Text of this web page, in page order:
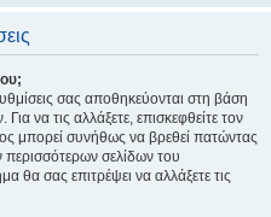
σας αποθηκεύονται στη βάση
να τις αλλάξετε, επισκεφθείτε τον
μπορεί συνήθως να βρεθεί πατώντας
σελίδων του
θα σας επιτρέψει να αλλάξετε τις